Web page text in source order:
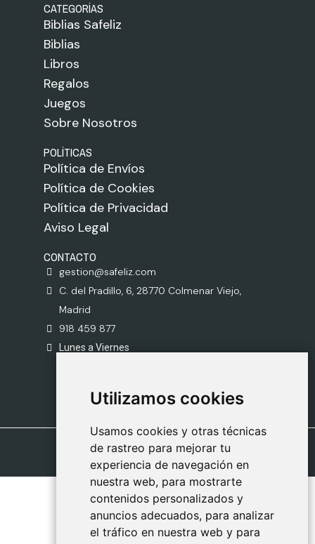
Utilizamos cookies
Usamos cookies y otras técnicas
de rastreo para mejorar tu
experiencia de navegación en
nuestra web, para mostrarte
contenidos personalizados y
anuncios adecuados, para analizar
el tráfico en nuestra web y para
Utilizamos cookies
Usamos cookies y otras técnicas
de rastreo para mejorar tu
experiencia de navegación en
nuestra web, para mostrarte
contenidos personalizados y
anuncios adecuados, para analizar
el tráfico en nuestra web y para
CATEGORÍAS
Biblias Safeliz
Biblias
Libros
Regalos
Juegos
Sobre Nosotros
POLÍTICAS
Política de Envíos
Política de Cookies
Política de Privacidad
Aviso Legal
CONTACTO
gestion@safeliz.com
C. del Pradillo, 6, 28770 Colmenar Viejo,
Madrid
918 459 877
Lunes a Viernes